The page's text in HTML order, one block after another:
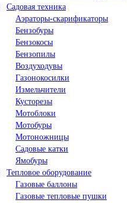
Садовая техника
Аэраторы-скарификаторы
Бензобуры
Бензокосы
Бензопилы
Воздуходувы
Газонокосилки
Измельчители
Кусторезы
Мотоблоки
Мотобуры
Мотоножницы
Садовые катки
Ямобуры
Тепловое оборудование
Газовые баллоны
Газовые тепловые пушки